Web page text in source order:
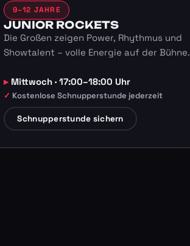
9–12 JAHRE
JUNIOR ROCKETS
Die Großen zeigen Power, Rhythmus und
Showtalent – volle Energie auf der Bühne.
Mittwoch · 17:00–18:00 Uhr
Kostenlose Schnupperstunde jederzeit
Schnupperstunde sichern